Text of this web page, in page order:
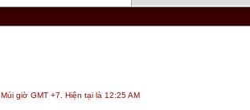
Múi giờ GMT +7. Hiện tại là 12:25 AM